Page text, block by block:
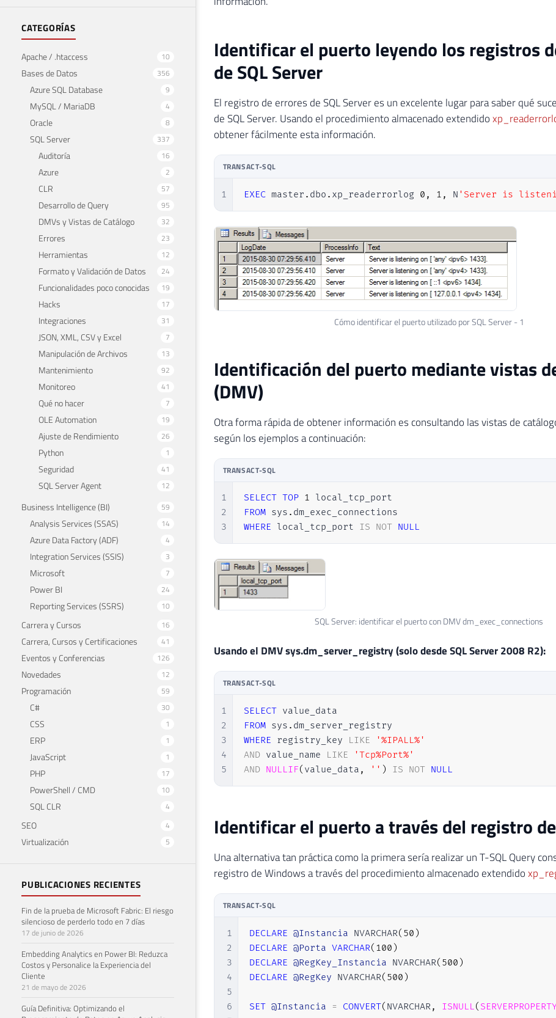
CATEGORÍAS
Apache / .htaccess 10
Bases de Datos 356
Azure SQL Database 9
MySQL / MariaDB 4
Oracle 8
SQL Server 337
Auditoría 16
Azure 2
CLR 57
Desarrollo de Query 95
DMVs y Vistas de Catálogo 32
Errores 23
Herramientas 12
Formato y Validación de Datos 24
Funcionalidades poco conocidas 19
Hacks 17
Integraciones 31
JSON, XML, CSV y Excel 7
Manipulación de Archivos 13
Mantenimiento 92
Monitoreo 41
Qué no hacer 7
OLE Automation 19
Ajuste de Rendimiento 26
Python 1
Seguridad 41
SQL Server Agent 12
Business Intelligence (BI) 59
Analysis Services (SSAS) 14
Azure Data Factory (ADF) 4
Integration Services (SSIS) 3
Microsoft 7
Power BI 24
Reporting Services (SSRS) 10
Carrera y Cursos 16
Carrera, Cursos y Certificaciones 41
Eventos y Conferencias 126
Novedades 12
Programación 59
C# 30
CSS 1
ERP 1
JavaScript 1
PHP 17
PowerShell / CMD 10
SQL CLR 4
SEO 4
Virtualización 5
PUBLICACIONES RECIENTES
Fin de la prueba de Microsoft Fabric: El riesgo
silencioso de perderlo todo en 7 días
17 de junio de 2026
Embedding Analytics en Power BI: Reduzca
Costos y Personalice la Experiencia del
Cliente
21 de mayo de 2026
Guía Definitiva: Optimizando el
Identificar el puerto leyendo los registros
de SQL Server
El registro de errores de SQL Server es un excelente lugar para saber qué
de SQL Server. Usando el procedimiento almacenado extendido
obtener fácilmente esta información.
TRANSACT-SQL
1 EXEC master . dbo . xp_readerrorlog 0 , 1 , N 'Server is
Cómo identificar el puerto utilizado por SQL Server - 1
Identificación del puerto mediante vistas
(DMV)
Otra forma rápida de obtener información es consultando las vistas de
según los ejemplos a continuación:
TRANSACT-SQL
1
2
3
SELECT TOP 1
FROM sys .
WHERE local_tcp_port IS NOT NULL
SQL Server: identificar el puerto con DMV dm_exec_connections
Usando el DMV sys.dm_server_registry (solo desde SQL Server 2008 R2):
TRANSACT-SQL
1
2
3
4
5
SELECT
FROM sys .
WHERE registry_key LIKE
'%IPALL%'
AND value_name LIKE
'Tcp%Port%'
AND NULLIF( value_data , '' ) IS NOT NULL
Identificar el puerto a través del registro
Una alternativa tan práctica como la primera sería realizar un T-SQL Query
registro de Windows a través del procedimiento almacenado extendido
TRANSACT-SQL
1
2
3
4
5
6
DECLARE @Instancia NVARCHAR( 50 )
DECLARE @Porta VARCHAR( 100 )
DECLARE @RegKey_Instancia NVARCHAR( 500 )
DECLARE @RegKey NVARCHAR( 500 )
SET @Instancia = CONVERT( NVARCHAR, ISNULL(